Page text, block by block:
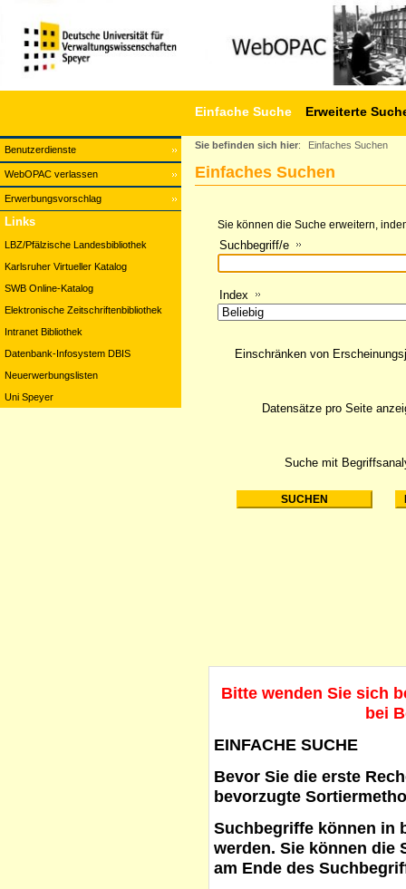
Benutzerdienste
WebOPAC verlassen
Erwerbungsvorschlag
Einfache Suche Erweiterte
Links
LBZ/Pfälzische Landesbibliothek
Karlsruher Virtueller Katalog
SWB Online-Katalog
Elektronische Zeitschriftenbibliothek
Intranet Bibliothek
Datenbank-Infosystem DBIS
Neuerwerbungslisten
Uni Speyer
Sie befinden sich hier: Einfaches Suchen
Einfaches Suchen
Sie können die Suche erweitern,
Suchbegriff/e
Index
Suche mit
Einschränken von
Datensätze pro Seite
Bitte wenden Sie sich
bei
EINFACHE SUCHE
Bevor Sie die erste
bevorzugte
Suchbegriffe können in
werden. Sie können die
am Ende des